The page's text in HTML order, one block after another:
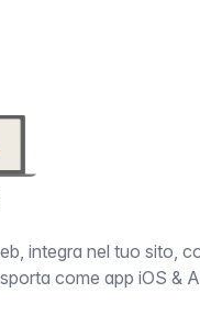
integra nel tuo sito,
come app iOS &